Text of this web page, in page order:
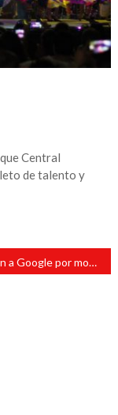
Central
de talento y
Multan a Google por monopolizar con sus servicio de publicidad